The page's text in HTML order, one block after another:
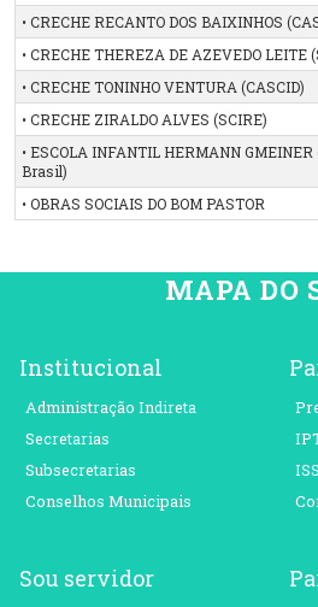
• CRECHE RECANTO DOS BAIXINHOS
• CRECHE THEREZA DE AZEVEDO LEITE
• CRECHE TONINHO VENTURA (CASCID)
• CRECHE ZIRALDO ALVES (SCIRE)
• ESCOLA INFANTIL HERMANN
Brasil)
• OBRAS SOCIAIS DO BOM PASTOR
MAPA DO
Institucional
Administração Indireta
Secretarias
Subsecretarias
Conselhos Municipais
Sou servidor